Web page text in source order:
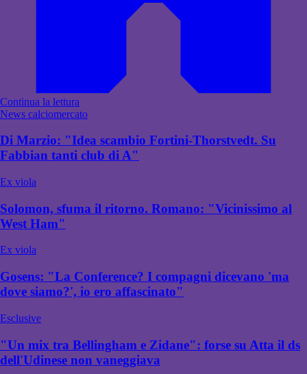
Continua la lettura
News calciomercato
Di Marzio: "Idea scambio Fortini-Thorstvedt. Su
Fabbian tanti club di A"
Ex viola
Solomon, sfuma il ritorno. Romano: "Vicinissimo al
West Ham"
Ex viola
Gosens: "La Conference? I compagni dicevano 'ma
dove siamo?', io ero affascinato"
Esclusive
"Un mix tra Bellingham e Zidane": forse su Atta il ds
dell'Udinese non vaneggiava